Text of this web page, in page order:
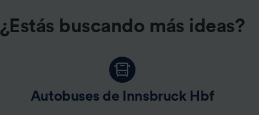
¿Estás buscando más ideas?
Autobuses de Innsbruck Hbf